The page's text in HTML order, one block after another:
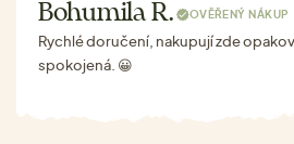
Bohumila R. OVĚŘENÝ NÁKUP
Rychlé doručení, nakupují zde
spokojená. 😀